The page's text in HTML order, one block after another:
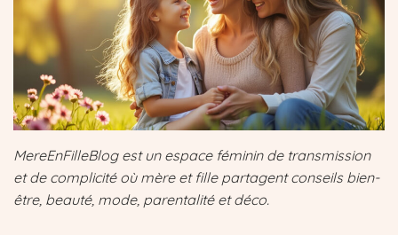
MereEnFilleBlog est un espace féminin de transmission
et de complicité où mère et fille partagent conseils bien-
être, beauté, mode, parentalité et déco.